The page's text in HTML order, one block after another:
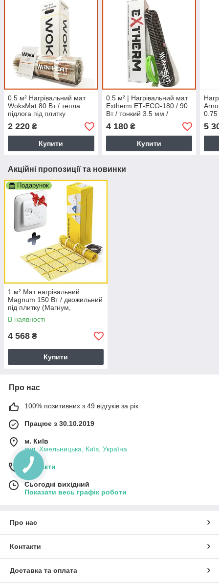
0.5 м² Нагрівальний мат
WoksMat 80 Вт / тепла
підлога під плитку
(Одескабель)
2 220 ₴
Купити
0.5 м² | Нагрівальний мат
Extherm ЕТ-ECO-180 / 90
Вт / тонкий 3.5 мм /
самоклеюча сітка
(Німеччина)
4 180₴
Купити
0.75
3.5
5
Акційні пропозиції та новинки
Подарунок
1 м² Мат нагрівальний
Magnum 150 Вт / двожильний
під плитку (Магнум,
Нідерланди)
В наявності
4 568 ₴
Купити
Про нас
100% позитивних з 49 відгуків за рік
Працює з 30.10.2019
м. Київ
вул. Хмельницька, Київ, Україна
Контакти
Сьогодні вихідний
Показати весь графік роботи
Про нас
Контакти
Доставка та оплата